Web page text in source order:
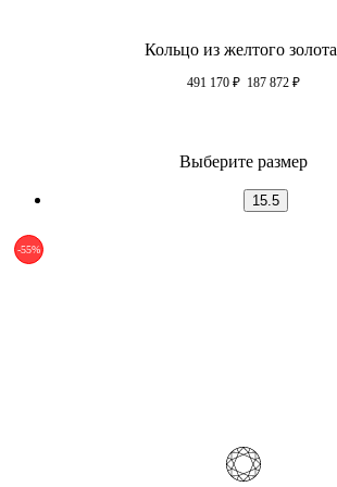
Кольцо из желтого золота
491 170 ₽ 187 872 ₽
Выберите размер
15.5
-55%